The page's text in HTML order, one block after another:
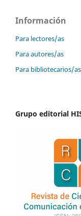
Información
Para lectores/as
Para autores/as
Para bibliotecarios/as
Grupo editorial